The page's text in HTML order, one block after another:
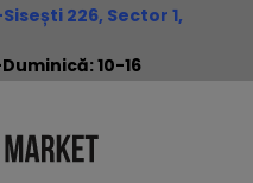
226, Sector 1,
10-16